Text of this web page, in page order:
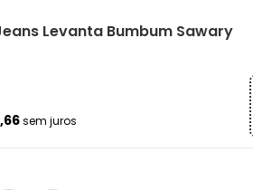
Levanta Bumbum Sawary
sem juros